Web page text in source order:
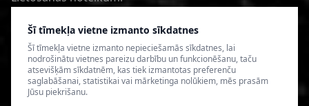
Šī tīmekļa vietne izmanto sīkdatnes
Šī tīmekļa vietne izmanto nepieciešamās sīkdatnes, lai
nodrošinātu vietnes pareizu darbību un funkcionēšanu, taču
atsevišķām sīkdatnēm, kas tiek izmantotas preferenču
saglabāšanai, statistikai vai mārketinga nolūkiem, mēs prasām
Jūsu piekrišanu.
Privātuma politika